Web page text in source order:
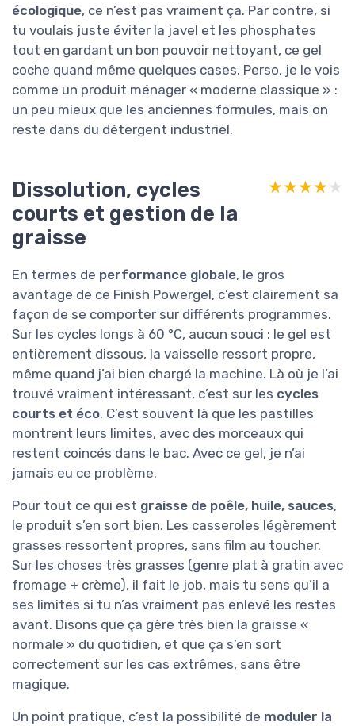
écologique, ce n’est pas vraiment ça. Par contre, si
tu voulais juste éviter la javel et les phosphates
tout en gardant un bon pouvoir nettoyant, ce gel
coche quand même quelques cases. Perso, je le vois
comme un produit ménager « moderne classique » :
un peu mieux que les anciennes formules, mais on
reste dans du détergent industriel.
Dissolution, cycles
courts et gestion de la
graisse
★★★★★
★★★★★
En termes de performance globale, le gros
avantage de ce Finish Powergel, c’est clairement sa
façon de se comporter sur différents programmes.
Sur les cycles longs à 60 °C, aucun souci : le gel est
entièrement dissous, la vaisselle ressort propre,
même quand j’ai bien chargé la machine. Là où je l’ai
trouvé vraiment intéressant, c’est sur les cycles
courts et éco. C’est souvent là que les pastilles
montrent leurs limites, avec des morceaux qui
restent coincés dans le bac. Avec ce gel, je n’ai
jamais eu ce problème.
Pour tout ce qui est graisse de poêle, huile, sauces,
le produit s’en sort bien. Les casseroles légèrement
grasses ressortent propres, sans film au toucher.
Sur les choses très grasses (genre plat à gratin avec
fromage + crème), il fait le job, mais tu sens qu’il a
ses limites si tu n’as vraiment pas enlevé les restes
avant. Disons que ça gère très bien la graisse «
normale » du quotidien, et que ça s’en sort
correctement sur les cas extrêmes, sans être
magique.
Un point pratique, c’est la possibilité de moduler la